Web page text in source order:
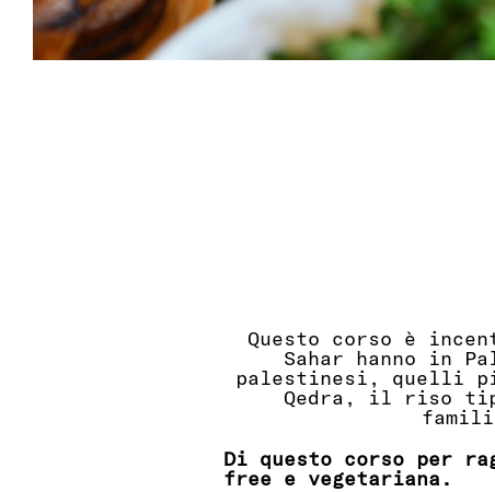
Questo corso è
Sahar hanno in
palestinesi, quelli
Qedra, il riso
Di questo corso per
free e vegetariana.